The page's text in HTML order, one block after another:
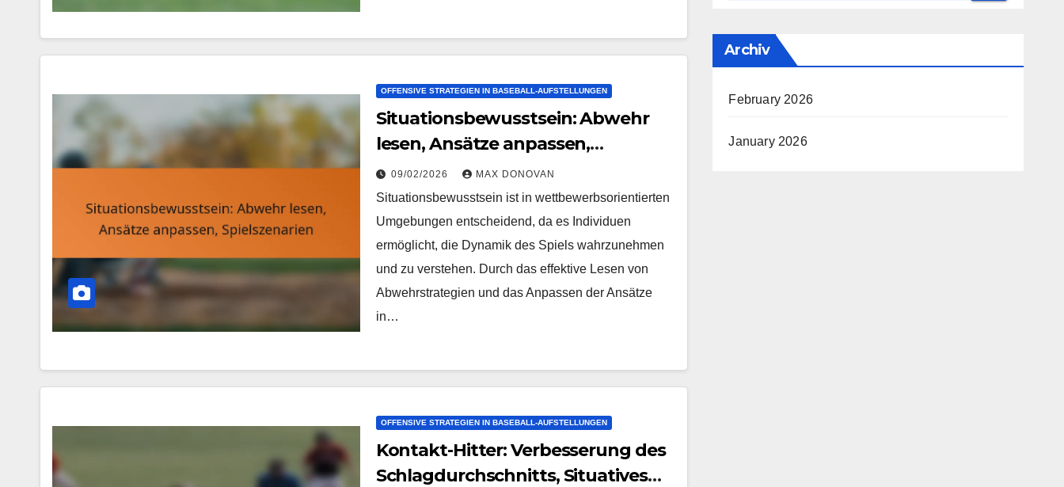
OFFENSIVE STRATEGIEN IN BASEBALL-AUFSTELLUNGEN
Situationsbewusstsein: Abwehr
lesen, Ansätze anpassen,
Spielszenarien
09/02/2026 MAX DONOVAN
Situationsbewusstsein ist in wettbewerbsorientierten
Umgebungen entscheidend, da es Individuen
ermöglicht, die Dynamik des Spiels wahrzunehmen
und zu verstehen. Durch das effektive Lesen von
Abwehrstrategien und das Anpassen der Ansätze
in…
OFFENSIVE STRATEGIEN IN BASEBALL-AUFSTELLUNGEN
Kontakt-Hitter: Verbesserung des
Schlagdurchschnitts, Situatives
Archiv
February 2026
January 2026